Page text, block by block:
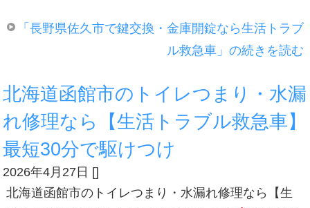
「長野県佐久市で鍵交換・金庫開錠なら生活トラブ
ル救急車」の続きを読む
北海道函館市のトイレつまり・水漏
れ修理なら【生活トラブル救急車】
最短30分で駆けつけ
2026年4月27日 []
北海道函館市のトイレつまり・水漏れ修理なら【生